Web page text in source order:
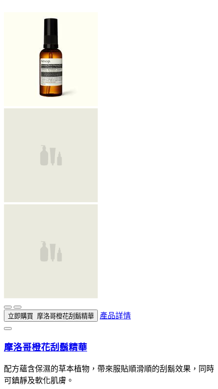
立即購買 摩洛哥橙花刮鬍精華 產品詳情
摩洛哥橙花刮鬍精華
配方蘊含保濕的草本植物，帶來服貼順滑順的刮鬍效果，同時
可鎮靜及軟化肌膚。